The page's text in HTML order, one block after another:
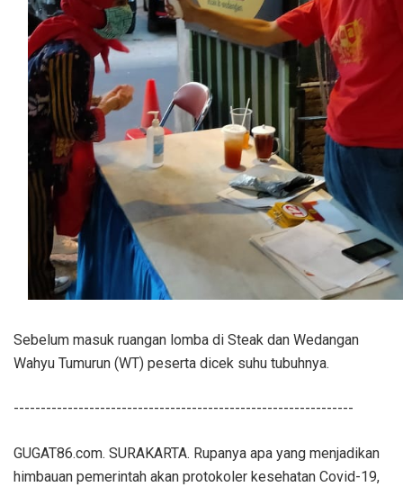
Sebelum masuk ruangan lomba di Steak dan Wedangan
Wahyu Tumurun (WT) peserta dicek suhu tubuhnya.
---------------------------------------------------------------
GUGAT86.com. SURAKARTA. Rupanya apa yang menjadikan
himbauan pemerintah akan protokoler kesehatan Covid-19,